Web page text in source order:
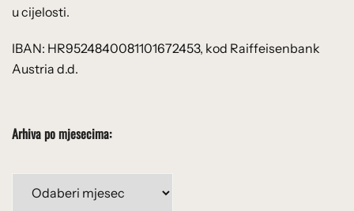
u cijelosti.
IBAN: HR9524840081101672453, kod Raiffeisenbank
Austria d.d.
Arhiva po mjesecima: